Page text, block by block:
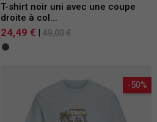
T-shirt noir uni avec une coupe
droite à col...
24,49 € 49,00 €
-50%